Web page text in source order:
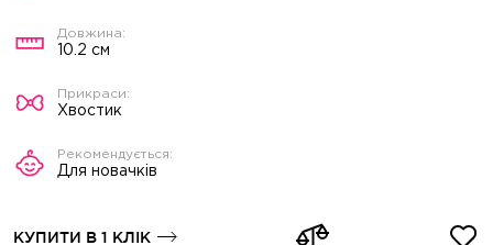
КУПИТИ В 1 КЛІК
10.2 см
Хвостик
Для новачків